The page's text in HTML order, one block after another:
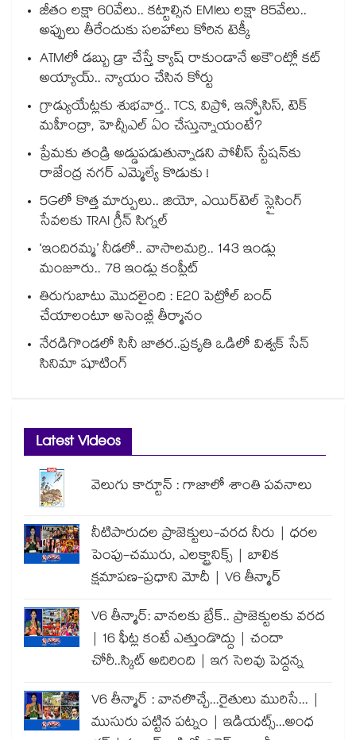
జీతం లక్షా 60వేలు.. కట్టాల్సిన EMIలు లక్షా 85వేలు..
అప్పులు తీరేందుకు సలహాలు కోరిన టెక్కీ
ATMలో డబ్బు డ్రా చేస్తే క్యాష్ రాకుండానే అకౌంట్లో కట్
అయ్యాయ్.. న్యాయం చేసిన కోర్టు
గ్రాడ్యుయేట్లకు శుభవార్త.. TCS, విప్రో, ఇన్ఫోసిస్, టెక్
మహీంద్రా, హెచ్సీఎల్ ఏం చేస్తున్నాయంటే?
ప్రేమకు తండ్రి అడ్డుపడుతున్నాడని పోలీస్ స్టేషన్⁪కు
రాజేంద్ర నగర్ ఎమ్మెల్యే కొడుకు !
5Gలో కొత్త మార్పులు.. జియో, ఎయిర్‌టెల్ స్లైసింగ్
సేవలకు TRAI గ్రీన్ సిగ్నల్
‘ఇందిరమ్మ’ నీడలో.. వాసాలమర్రి.. 143 ఇండ్లు
మంజూరు.. 78 ఇండ్లు కంప్లీట్
తిరుగుబాటు మొదలైంది : E20 పెట్రోల్ బంద్
చేయాలంటూ అసెంబ్లీ తీర్మానం
నేరడిగొండలో సినీ జాతర..ప్రకృతి ఒడిలో విశ్వక్ సేన్
సినిమా షూటింగ్
Latest Videos
వెలుగు కార్టూన్ : గాజాలో శాంతి పవనాలు
నీటిపారుదల ప్రాజెక్టులు-వరద నీరు | ధరల
పెంపు-చమురు, ఎలక్ట్రానిక్స్ | బాలిక
క్షమాపణ-ప్రధాని మోదీ | V6 తీన్మార్
V6 తీన్మార్: వానలకు బ్రేక్.. ప్రాజెక్టులకు వరద
| 16 ఫీట్ల కంటే ఎత్తుండొద్దు | చందా
చోరీ..స్కిట్ అదిరింది | ఇగ సెలవు పెద్దన్న
V6 తీన్మార్ : వానలొచ్చే...రైతులు మురిసే... |
ముసురు పట్టిన పట్నం | ఇడియట్స్...అంధ